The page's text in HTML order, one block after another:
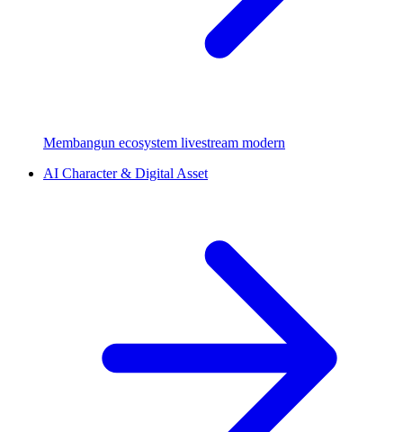
Membangun ecosystem livestream modern
AI Character & Digital Asset